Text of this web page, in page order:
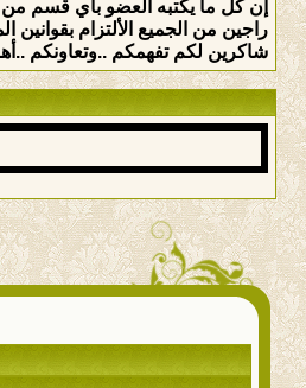
إن كل ما يكتبه العضو بأي قسم من
راجين من الجميع الألتزام
شاكرين لكم تفهمكم ..وتعاونكم